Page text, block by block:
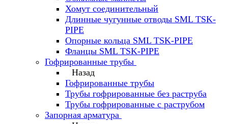
Хомут соединительный
Длинные чугунные отводы SML TSK-
PIPE
Опорные кольца SML TSK-PIPE
Фланцы SML TSK-PIPE
Гофрированные трубы
Назад
Гофрированные трубы
Трубы гофрированные без раструба
Трубы гофрированные с раструбом
Запорная арматура